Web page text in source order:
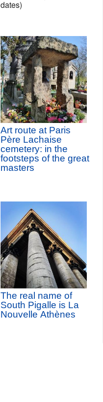
dates)
Art route at Paris
Père Lachaise
cemetery: in the
footsteps of the great
masters
The real name of
South Pigalle is La
Nouvelle Athènes